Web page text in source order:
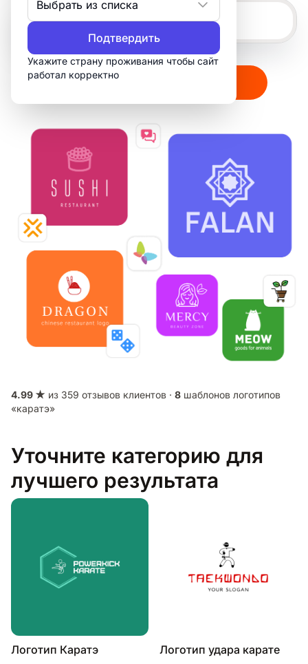
Выбрать из списка
Подтвердить
Укажите страну проживания чтобы сайт
работал корректно
Создать мой логотип
4.99 ★ из 359 отзывов клиентов · 8 шаблонов логотипов
«каратэ»
Уточните категорию для
лучшего результата
Логотип Каратэ Логотип удара карате